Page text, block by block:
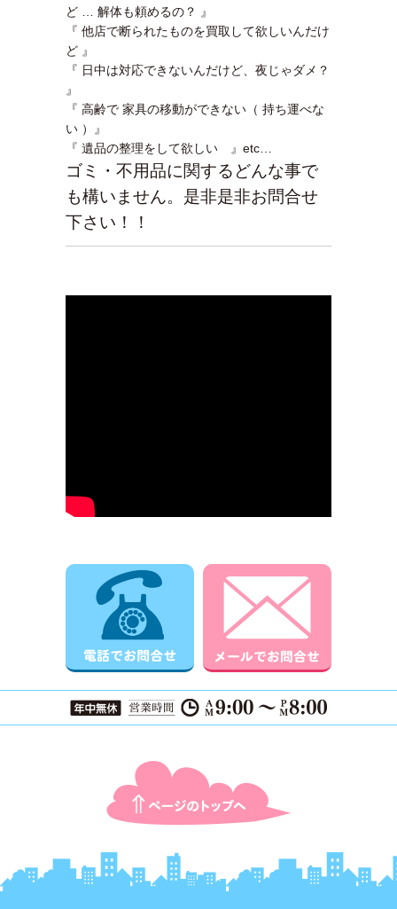
ど … 解体も頼めるの？ 』
『 他店で断られたものを買取して欲しいんだけ
ど 』
『 日中は対応できないんだけど、夜じゃダメ？
』
『 高齢で 家具の移動ができない（ 持ち運べな
い ）』
『 遺品の整理をして欲しい 』etc…
ゴミ・不用品に関するどんな事で
も構いません。是非是非お問合せ
下さい！！
電話でお問合せ